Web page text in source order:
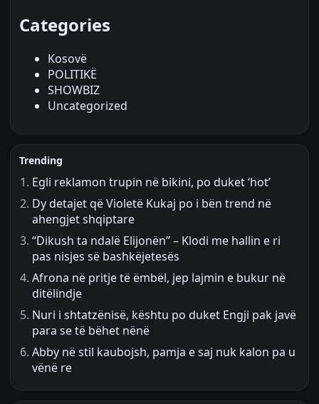
Categories
Kosovë
POLITIKË
SHOWBIZ
Uncategorized
Trending
Egli reklamon trupin në bikini, po duket ‘hot’
Dy detajet që Violetë Kukaj po i bën trend në
ahengjet shqiptare
“Dikush ta ndalë Elijonën” – Klodi me hallin e ri
pas nisjes së bashkëjetesës
Afrona në pritje të ëmbël, jep lajmin e bukur në
ditëlindje
Nuri i shtatzënisë, kështu po duket Engji pak javë
para se të bëhet nënë
Abby në stil kaubojsh, pamja e saj nuk kalon pa u
vënë re